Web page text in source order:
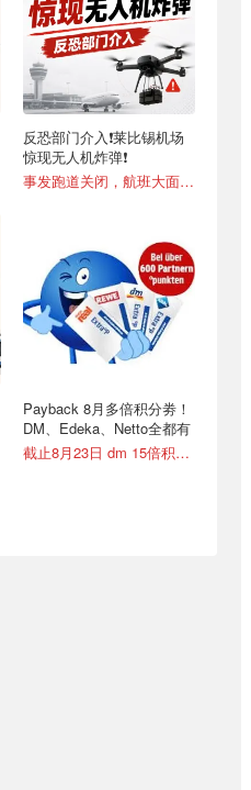
反恐部门介入❗️莱比锡机场
惊现无人机炸弹❗️
事发跑道关闭，航班大面积改道
Payback 8月多倍积分劵！
DM、Edeka、Netto全都有
截止8月23日 dm 15倍积分劵